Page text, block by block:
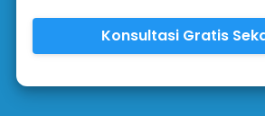
`Konsultasi Gratis